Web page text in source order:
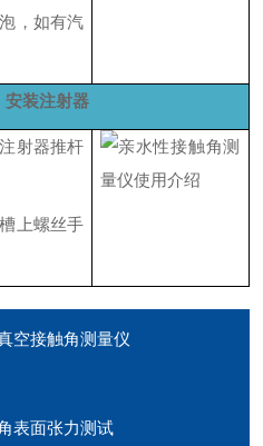
，如有汽
安装注射器
射器推杆
上螺丝手
空接触角测量仪
表面张力测试